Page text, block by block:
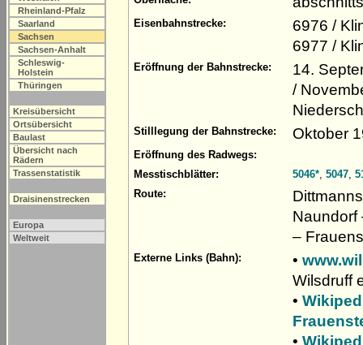
Rheinland-Pfalz
Saarland
Sachsen
Sachsen-Anhalt
Schleswig-
Holstein
Thüringen
Kreisübersicht
Ortsübersicht
Baulast
Übersicht nach
Rädern
Trassenstatistik
Draisinenstrecken
Europa
Weltweit
Eisenbahnstrecke:
6976 /
6977 /
Eröffnung der Bahnstrecke:
14.
/
Stilllegung der Bahnstrecke: Oktober
Eröffnung des Radwegs:
Messtischblätter:
5046*, 5047,
Route:
Naundorf
–
Externe Links (Bahn): •
Wilsdruff
•
•